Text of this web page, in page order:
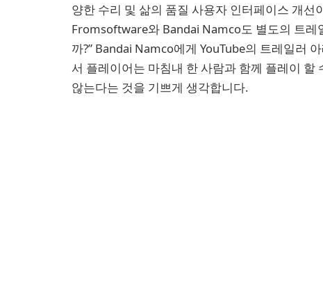
양한 수리 및 삶의 품질 사용자 인터페이스 개
Fromsoftware와 Bandai Namco도 별도의 트레
까?” Bandai Namco에게 YouTube의 트레일러
서 플레이어는 마침내 한 사람과 함께 플레이
않는다는 것을 기쁘게 생각합니다.